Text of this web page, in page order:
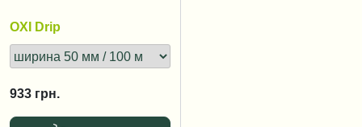
OXI Drip
933 грн.